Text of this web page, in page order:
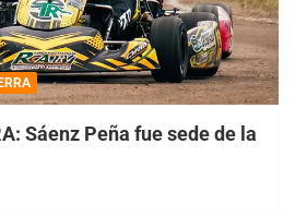
Sáenz Peña fue sede de la